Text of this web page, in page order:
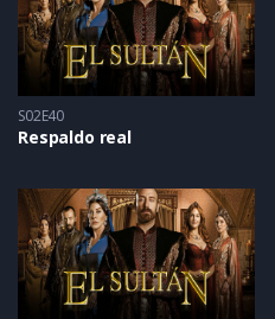
S02E40
Respaldo real